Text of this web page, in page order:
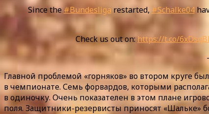
Since the#Bundesliga restarted, #Schalke04
Check us out on:https://t.co/
Главной проблемой «горняков» во втором круге
в чемпионате. Семь форвардов, которыми
в одиночку. Очень показателен в этом плане
поля. Защитники-резервисты приносят